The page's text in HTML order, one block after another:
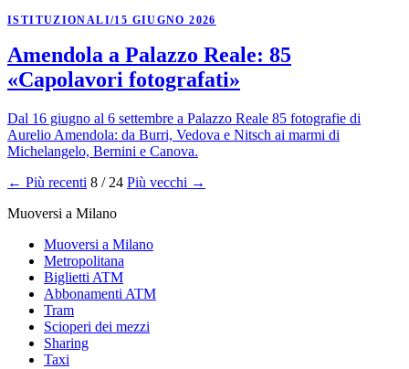
ISTITUZIONALI/15 GIUGNO 2026
Amendola a Palazzo Reale: 85
«Capolavori fotografati»
Dal 16 giugno al 6 settembre a Palazzo Reale 85 fotografie di
Aurelio Amendola: da Burri, Vedova e Nitsch ai marmi di
Michelangelo, Bernini e Canova.
← Più recenti 8 / 24 Più vecchi →
Muoversi a Milano
Muoversi a Milano
Metropolitana
Biglietti ATM
Abbonamenti ATM
Tram
Scioperi dei mezzi
Sharing
Taxi